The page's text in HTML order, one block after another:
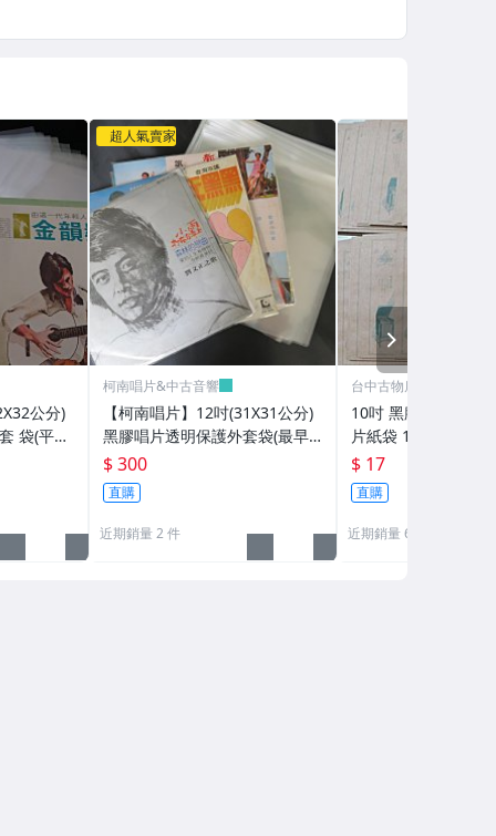
公分)
袋(平口
超人氣賣家
柯南唱片&中古音響
【柯南唱片】12吋(31X31公分)
黑膠唱片透明保護外套袋(最早
時期唱片專用)/每包100張
$ 300
直購
近期銷量 2 件
台中古物店★阿達古早
10吋 黑膠唱片袋 78
片紙袋 1個17元 留
袋 蟲膠唱片保護袋
風 文夏 洪一峰鳳飛
$ 17
直購
近期銷量 62 件